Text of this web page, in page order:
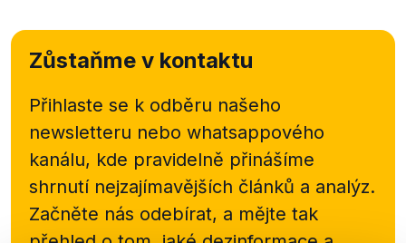
Zůstaňme v kontaktu
Přihlaste se k odběru našeho
newsletteru nebo whatsappového
kanálu, kde pravidelně přinášíme
shrnutí nejzajímavějších článků a analýz.
Začněte nás odebírat, a mějte tak